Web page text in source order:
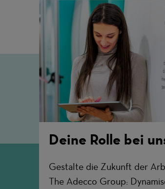
Deine Rolle bei
Gestalte die Zukunft der
The Adecco Group: